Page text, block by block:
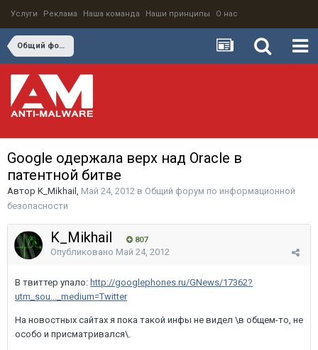
Услуги Реклама Наша команда Наши принципы О нас
Общий форум по информационной безопасности
Google одержала верх над Oracle в
патентной битве
Автор K_Mikhail , Май 24, 2012 в Общий форум по информационной
безопасности
K_Mikhail 807
Опубликовано Май 24, 2012
В твиттер упало: http://googlephones.ru/GNews/17362?
utm_sou..._medium=Twitter
На новостных сайтах я пока такой инфы не видел \в общем-то, не
особо и присматривался\.